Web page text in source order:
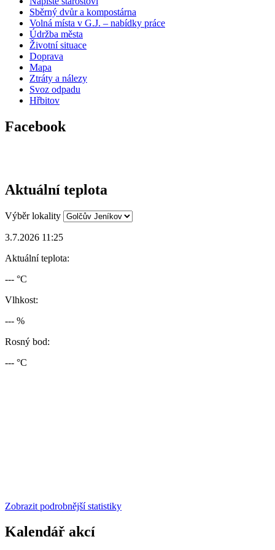
Sběrný dvůr a kompostárna
Volná místa v G.J. – nabídky práce
Údržba města
Životní situace
Doprava
Mapa
Ztráty a nálezy
Svoz odpadu
Hřbitov
Facebook
Aktuální teplota
Výběr lokality
3.7.2026 11:25
Aktuální teplota:
--- °C
Vlhkost:
--- %
Rosný bod:
--- °C
Zobrazit podrobnější statistiky
Kalendář akcí